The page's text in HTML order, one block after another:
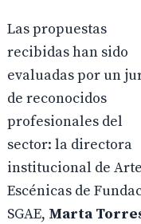
Las propuestas
recibidas han sido
evaluadas por un
de reconocidos
profesionales del
sector: la directora
institucional de
Escénicas de
SGAE, Marta